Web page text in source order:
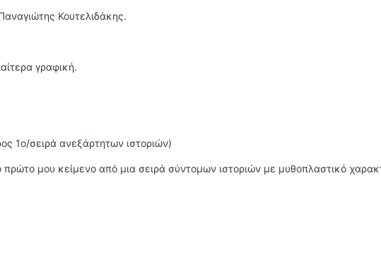
Κουτελιδάκης.
γραφική.
1ο/σειρά ανεξάρτητων ιστοριών)
πρώτο μου κείμενο από μια σειρά σύντομων ιστοριών με μυθοπλαστικό